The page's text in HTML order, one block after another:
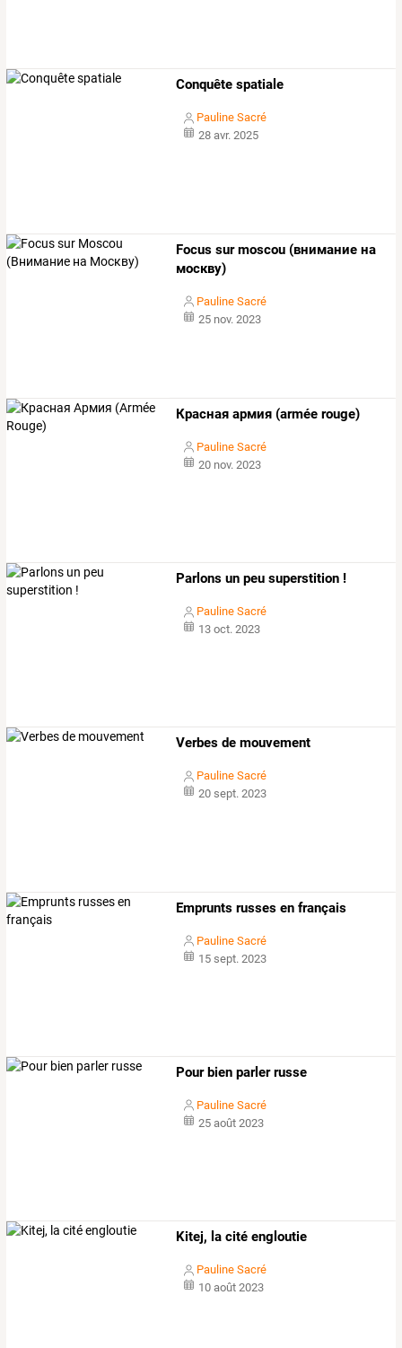
Conquête spatiale
Pauline Sacré
28 avr. 2025
Focus sur moscou (внимание на
москву)
Pauline Sacré
25 nov. 2023
Красная армия (armée rouge)
Pauline Sacré
20 nov. 2023
Parlons un peu superstition !
Pauline Sacré
13 oct. 2023
Verbes de mouvement
Pauline Sacré
20 sept. 2023
Emprunts russes en français
Pauline Sacré
15 sept. 2023
Pour bien parler russe
Pauline Sacré
25 août 2023
Kitej, la cité engloutie
Pauline Sacré
10 août 2023